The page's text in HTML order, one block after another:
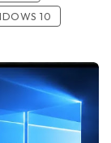
10